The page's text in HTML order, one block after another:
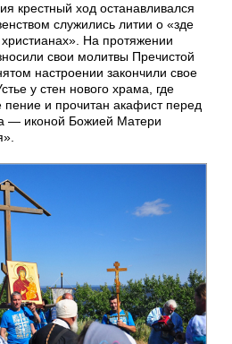
крестный ход останавливался
служились литии о «зде
На протяжении
свои молитвы Пречистой
настроении закончили свое
у стен нового храма, где
и прочитан акафист перед
— иконой Божией Матери